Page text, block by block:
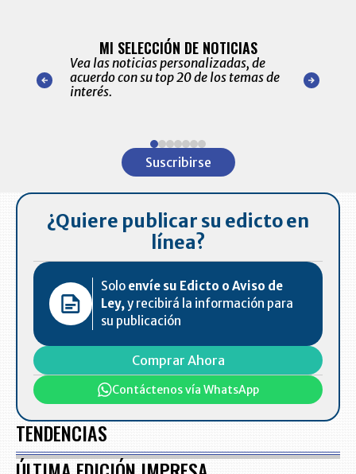
nuestro
para
MI SELECCIÓN DE NOTICIAS
Vea las noticias personalizadas, de
acuerdo con su top 20 de los temas de
interés.
de las
Suscribirse
¿Quiere publicar su edicto en
línea?
Solo envíe su Edicto o Aviso de
Ley,y recibirá la información para
su publicación
Comprar Ahora
Contáctenos vía WhatsApp
TENDENCIAS